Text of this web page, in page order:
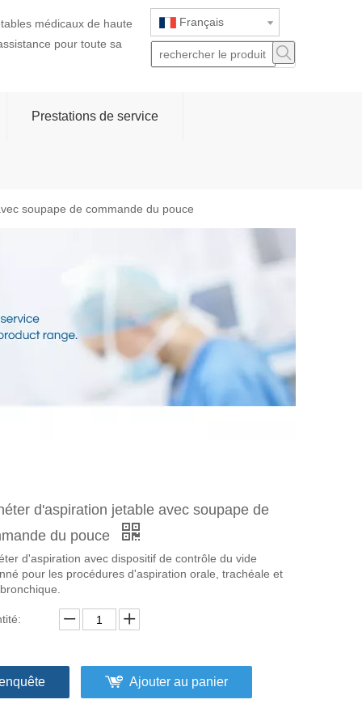
médicaux de haute
pour toute sa
Français
Prestations de service
soupape de commande du pouce
d'aspiration jetable avec soupape de
du pouce
d'aspiration avec dispositif de contrôle du vide
pour les procédures d'aspiration orale, trachéale et
Ajouter au panier